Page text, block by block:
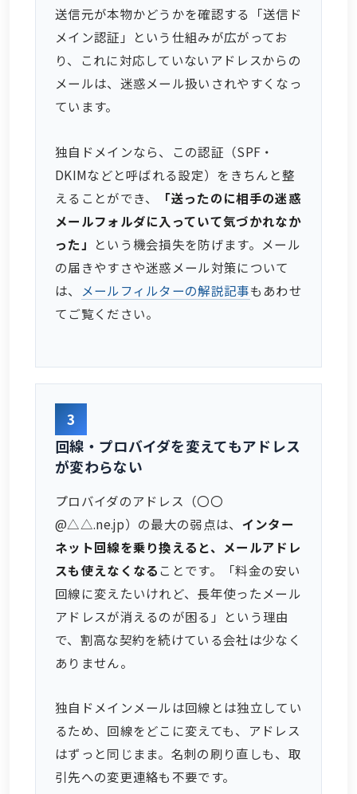
送信元が本物かどうかを確認する「送信ド
メイン認証」という仕組みが広がってお
り、これに対応していないアドレスからの
メールは、迷惑メール扱いされやすくなっ
ています。
独自ドメインなら、この認証（SPF・
DKIMなどと呼ばれる設定）をきちんと整
えることができ、
「送ったのに相手の迷惑
メールフォルダに入っていて気づかれなか
った」 という機会損失を防げます。メール
の届きやすさや迷惑メール対策について
は、
メールフィルターの解説記事もあわせ
てご覧ください。
3
回線・プロバイダを変えてもアドレス
が変わらない
プロバイダのアドレス（〇〇
@△△.ne.jp）の最大の弱点は、 インター
ネット回線を乗り換えると、メールアドレ
スも使えなくなる ことです。「料金の安い
回線に変えたいけれど、長年使ったメール
アドレスが消えるのが困る」という理由
で、割高な契約を続けている会社は少なく
ありません。
独自ドメインメールは回線とは独立してい
るため、回線をどこに変えても、アドレス
はずっと同じまま。名刺の刷り直しも、取
引先への変更連絡も不要です。